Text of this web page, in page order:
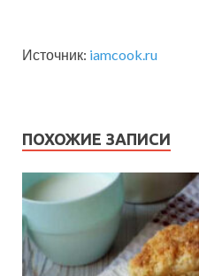
Источник: iamcook.ru
ПОХОЖИЕ ЗАПИСИ